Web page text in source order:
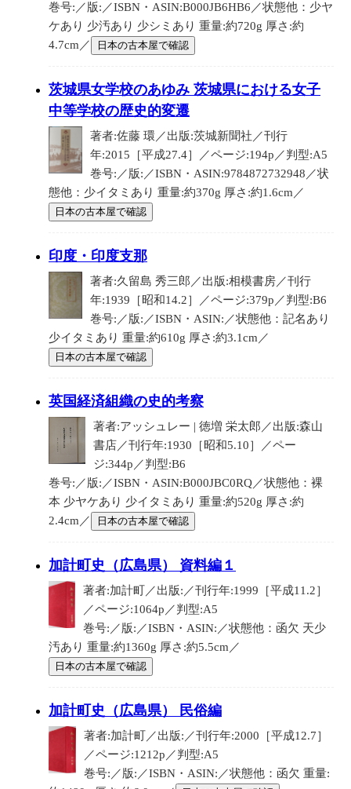
巻号:／版:／ISBN・ASIN:B000JB6HB6／状態他：少ヤ
ケあり 少汚あり 少シミあり 重量:約720g 厚さ:約
4.7cm／
日本の古本屋で確認
茨城県女学校のあゆみ 茨城県における女子
中等学校の歴史的変遷
著者:佐藤 環／出版:茨城新聞社／刊行
年:2015［平成27.4］／ページ:194p／判型:A5
巻号:／版:／ISBN・ASIN:9784872732948／状
態他：少イタミあり 重量:約370g 厚さ:約1.6cm／
日本の古本屋で確認
印度・印度支那
著者:久留島 秀三郎／出版:相模書房／刊行
年:1939［昭和14.2］／ページ:379p／判型:B6
巻号:／版:／ISBN・ASIN:／状態他：記名あり
少イタミあり 重量:約610g 厚さ:約3.1cm／
日本の古本屋で確認
英国経済組織の史的考察
著者:アッシュレー | 徳増 栄太郎／出版:森山
書店／刊行年:1930［昭和5.10］／ペー
ジ:344p／判型:B6
巻号:／版:／ISBN・ASIN:B000JBC0RQ／状態他：裸
本 少ヤケあり 少イタミあり 重量:約520g 厚さ:約
2.4cm／
日本の古本屋で確認
加計町史（広島県） 資料編１
著者:加計町／出版:／刊行年:1999［平成11.2］
／ページ:1064p／判型:A5
巻号:／版:／ISBN・ASIN:／状態他：函欠 天少
汚あり 重量:約1360g 厚さ:約5.5cm／
日本の古本屋で確認
加計町史（広島県） 民俗編
著者:加計町／出版:／刊行年:2000［平成12.7］
／ページ:1212p／判型:A5
巻号:／版:／ISBN・ASIN:／状態他：函欠 重量: